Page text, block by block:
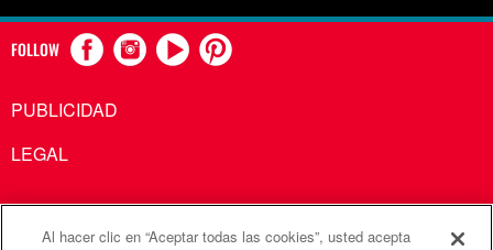
FOLLOW
PUBLICIDAD
LEGAL
Al hacer clic en “Aceptar todas las cookies”, usted acepta